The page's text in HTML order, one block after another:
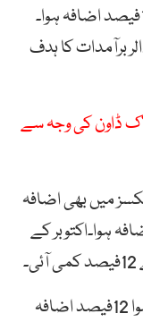
صرف اکتوبر میں برآمدات میں ساڑھے17فیصد اضافہ ہوا۔
پہلی دفعہ ہم 30ارب ڈالر برآمدات کا ہدف
ڈاون کی وجہ سے
میں بھی اضافہ
میں81فیصد اضافہ ہوا۔اکتوبر کے
صنعتی پیدوار میں اگست سے اب تک سوا 12فیصد اضافہ